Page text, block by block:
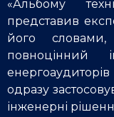
«Альбому
представив
його
повноцінний
одразу
інженерні